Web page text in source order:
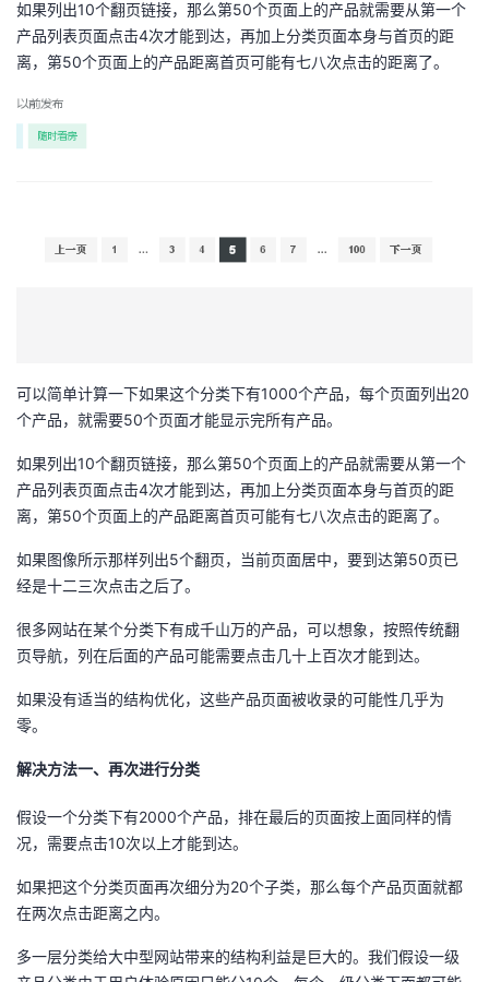
注
开
者
课
程
的
认
证
我
的
实
验
我
的
收
的
我
支
术
持
云
建
议
如果列出10个翻页链接，那么第50个页面上的产品就需要从第一个
产品列表页面点击4次才能到达，再加上分类页面本身与首页的距
离，第50个页面上的产品距离首页可能有七八次点击的距离了。
可以简单计算一下如果这个分类下有1000个产品，每个页面列出20
个产品，就需要50个页面才能显示完所有产品。
如果列出10个翻页链接，那么第50个页面上的产品就需要从第一个
产品列表页面点击4次才能到达，再加上分类页面本身与首页的距
离，第50个页面上的产品距离首页可能有七八次点击的距离了。
如果图像所示那样列出5个翻页，当前页面居中，要到达第50页已
经是十二三次点击之后了。
很多网站在某个分类下有成千山万的产品，可以想象，按照传统翻
页导航，列在后面的产品可能需要点击几十上百次才能到达。
如果没有适当的结构优化，这些产品页面被收录的可能性几乎为
零。
解决方法一、再次进行分类
假设一个分类下有2000个产品，排在最后的页面按上面同样的情
况，需要点击10次以上才能到达。
如果把这个分类页面再次细分为20个子类，那么每个产品页面就都
在两次点击距离之内。
多一层分类给大中型网站带来的结构利益是巨大的。我们假设一级